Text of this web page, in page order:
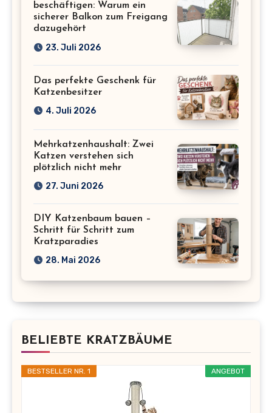
beschäftigen: Warum ein
sicherer Balkon zum Freigang
dazugehört
23. Juli 2026
Das perfekte Geschenk für
Katzenbesitzer
4. Juli 2026
Mehrkatzenhaushalt: Zwei
Katzen verstehen sich
plötzlich nicht mehr
27. Juni 2026
DIY Katzenbaum bauen –
Schritt für Schritt zum
Kratzparadies
28. Mai 2026
BELIEBTE KRATZBÄUME
ANGEBOT
BESTSELLER NR. 1